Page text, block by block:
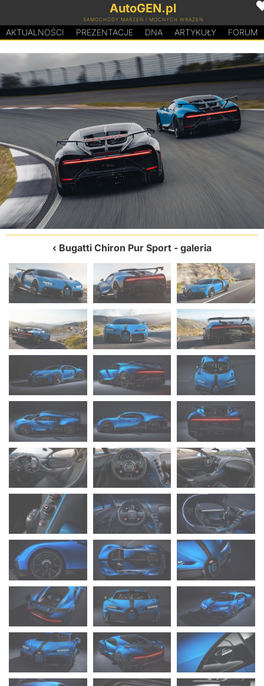
AutoGEN.pl
SAMOCHODY MARZEŃ I MOCNYCH WRAŻEŃ
AKTUALNOŚCI PREZENTACJE DNA ARTYKUŁY FORUM
Bugatti Chiron Pur Sport - galeria